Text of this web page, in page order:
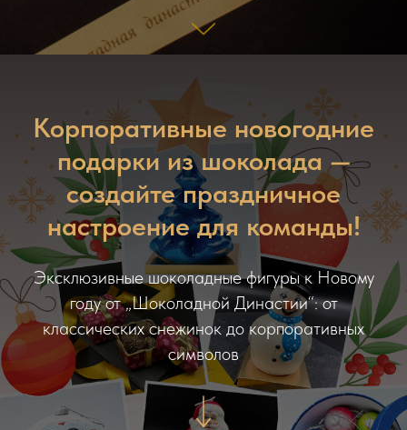
Корпоративные новогодние
подарки из шоколада —
создайте праздничное
настроение для команды!
Эксклюзивные шоколадные фигуры к Новому
году от „Шоколадной Династии“: от
классических снежинок до корпоративных
символов